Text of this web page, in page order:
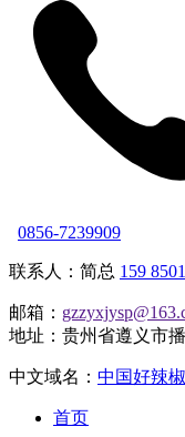
0856-7239909
联系人：简总 159
邮箱：
地址：贵州省遵义市
中文域名： 中国好辣
首页